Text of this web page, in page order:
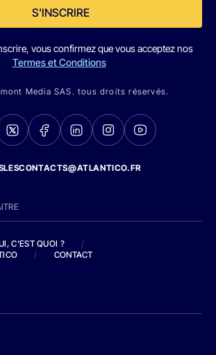
S'INSCRIRE
vous confirmez que vous acceptez nos
Termes et Conditions
Media SAS. tous droits réservés.
C'EST QUOI ?
/
/ CONTACT